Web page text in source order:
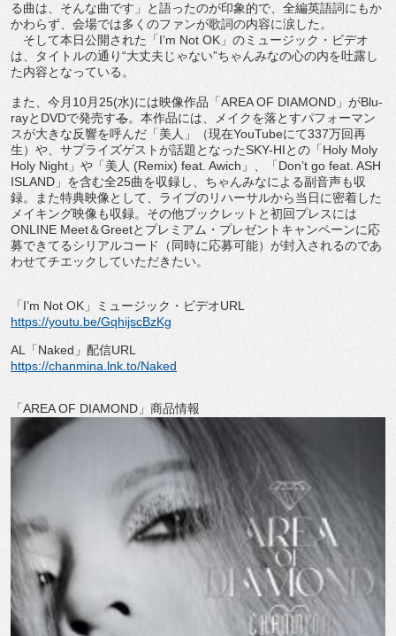
る曲は、そんな曲です」と語ったのが印象的で、 全編英語詞にもか
かわらず、 会場では多くのファンが歌詞の内容に涙した。
そして本日公開された「I’m Not OK 」のミュージック・ビデオ
は、タイトルの通り“大丈夫じゃない”ちゃんみなの心の内を吐露し
た内容となっている。
また、今月 10月 25(水)には映像作品「AREA OF DIAMOND 」がBlu-
rayと DVDで発売する。 本作品には、
メイクを落とすパフォーマン
スが大きな反響を呼んだ「美人」（現在YouTubeにて337万回再
生）や、 サプライズゲストが話題となったSKY-HIとの「Holy Moly
Holy Night 」や「美人 (Remix) feat. Awich 」、「Don’t go feat. ASH
ISLAND 」を含む全25曲を収録し、 ちゃんみなによる副音声も収
録。また特典映像として、 ライブのリハーサルから当日に密着した
メイキング映像も収録。 その他ブックレットと初回プレスには
ONLINE Meet＆Greetとプレミアム・ プレゼントキャンペーンに応
募できてるシリアルコード（同時に応募可能） が封入されるのであ
わせてチエックしていただきたい。
「I’m Not OK 」ミュージック・ビデオURL
https://youtu.be/GqhijscBzKg
AL
「Naked 」配信URL
https://chanmina.lnk.to/Naked
「AREA OF DIAMOND 」商品情報